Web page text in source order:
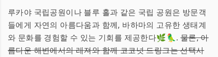
루카야 국립공원이나 블루 홀과 같은 국립 공원은 방문객
들에게 자연의 아름다움과 함께, 바하마의 고유한 생태계
와 문화를 경험할 수 있는 기회를 제공한다🌿🦜.물론, 아
름다운 해변에서의 레져와 함께 코코넛 드링크는 선택사